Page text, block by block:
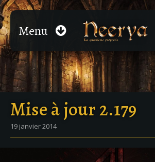
Menu
Mise à jour 2.179
19 janvier 2014